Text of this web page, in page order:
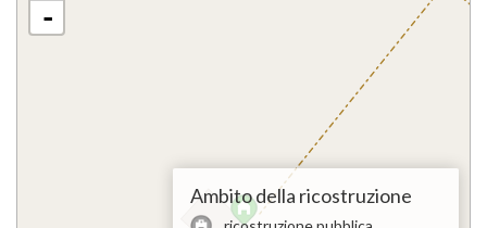
-
Ambito della ricostruzione